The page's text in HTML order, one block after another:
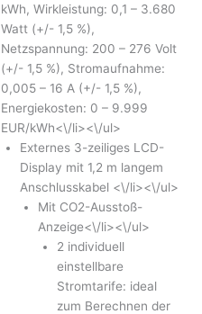
kWh, Wirkleistung: 0,1 – 3.680
Watt (+/- 1,5 %),
Netzspannung: 200 – 276 Volt
(+/- 1,5 %), Stromaufnahme:
0,005 – 16 A (+/- 1,5 %),
Energiekosten: 0 – 9.999
EUR/kWh<\/li><\/ul>
Externes 3-zeiliges LCD-
Display mit 1,2 m langem
Anschlusskabel <\/li><\/ul>
Mit CO2-Ausstoß-
Anzeige<\/li><\/ul>
2 individuell
einstellbare
Stromtarife: ideal
zum Berechnen der